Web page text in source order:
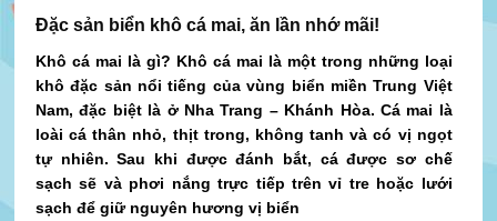
Đặc sản biển khô cá mai, ăn lần nhớ mãi!
Khô cá mai là gì? Khô cá mai là một trong những loại
khô đặc sản nổi tiếng của vùng biển miền Trung Việt
Nam, đặc biệt là ở Nha Trang – Khánh Hòa. Cá mai là
loài cá thân nhỏ, thịt trong, không tanh và có vị ngọt
tự nhiên. Sau khi được đánh bắt, cá được sơ chế
sạch sẽ và phơi nắng trực tiếp trên vỉ tre hoặc lưới
sạch để giữ nguyên hương vị biển